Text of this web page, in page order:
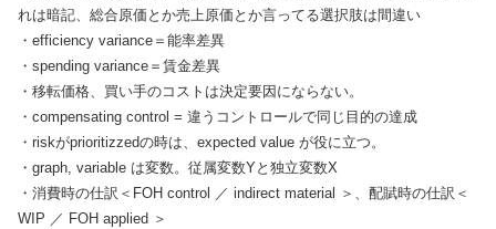
れは暗記、総合原価とか売上原価とか言ってる選択肢は間違い
・efficiency variance＝能率差異
・spending variance＝賃金差異
・移転価格、買い手のコストは決定要因にならない。
・compensating control = 違うコントロールで同じ目的の達成
・riskがprioritizzedの時は、expected value が役に立つ。
・graph, variable は変数。従属変数Yと独立変数X
・消費時の仕訳＜FOH control ／ indirect material ＞、配賦時の仕訳＜
WIP ／ FOH applied ＞